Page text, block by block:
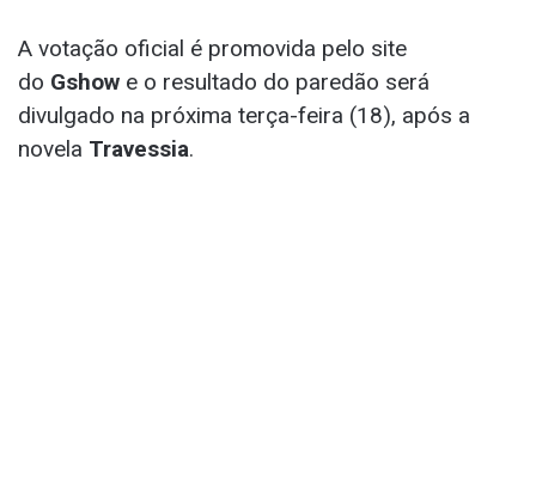
A votação oficial é promovida pelo site
do Gshow e o resultado do paredão será
divulgado na próxima terça-feira (18), após a
novela Travessia.